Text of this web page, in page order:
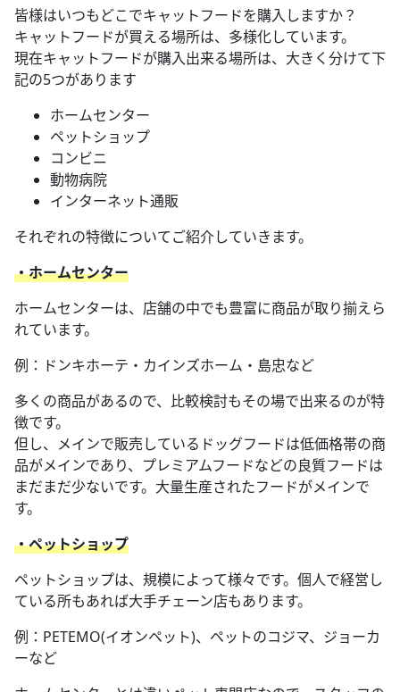
皆様はいつもどこでキャットフードを購入しますか？
キャットフードが買える場所は、多様化しています。
現在キャットフードが購入出来る場所は、大きく分けて下
記の5つがあります
ホームセンター
ペットショップ
コンビニ
動物病院
インターネット通販
それぞれの特徴についてご紹介していきます。
・ホームセンター
ホームセンターは、店舗の中でも豊富に商品が取り揃えら
れています。
例：ドンキホーテ・カインズホーム・島忠など
多くの商品があるので、比較検討もその場で出来るのが特
徴です。
但し、メインで販売しているドッグフードは低価格帯の商
品がメインであり、プレミアムフードなどの良質フードは
まだまだ少ないです。大量生産されたフードがメインで
す。
・ペットショップ
ペットショップは、規模によって様々です。個人で経営し
ている所もあれば大手チェーン店もあります。
例：PETEMO(イオンペット)、ペットのコジマ、ジョーカ
ーなど